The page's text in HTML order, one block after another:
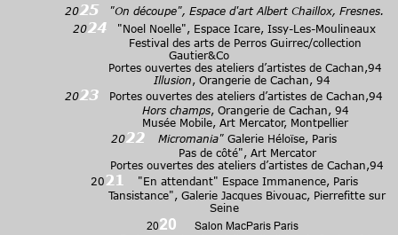
2025 "On découpe", Espace d'art Albert Chaillox, Fresnes.
2024"Noel Noelle", Espace Icare, Issy-Les-Moulineaux
Festival des arts de Perros Guirrec/collection
Gautier&Co
Portes ouvertes des ateliers d’artistes de Cachan,94
Illusion , Orangerie de Cachan, 94
2023 Portes ouvertes des ateliers d’artistes de Cachan,94
Hors champs, Orangerie de Cachan, 94
Musée Mobile, Art Mercator, Montpellier
2022 Micromania"Galerie Héloïse, Paris
Pas de côté", Art Mercator
Portes ouvertes des ateliers d’artistes de Cachan,94
20 21 "En attendant" Espace Immanence, Paris
Tansistance", Galerie Jacques Bivouac, Pierrefitte sur
Seine
2020
Salon MacParis Paris